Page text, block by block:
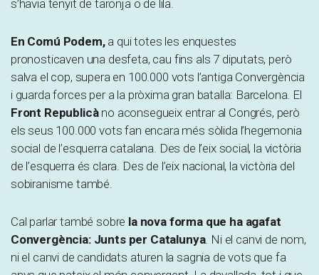
s’havia tenyit de taronja o de lila.
En Comú Podem,a qui totes les enquestes
pronosticaven una desfeta, cau fins als 7 diputats, però
salva el cop, supera en 100.000 vots l’antiga Convergència
i guarda forces per a la pròxima gran batalla: Barcelona. El
Front Republicàno aconsegueix entrar al Congrés, però
els seus 100.000 vots fan encara més sòlida l’hegemonia
social de l’esquerra catalana. Des de l’eix social, la victòria
de l’esquerra és clara. Des de l’eix nacional, la victòria del
sobiranisme també.
Cal parlar també sobre la nova forma que ha agafat
Convergència: Junts per Catalunya. Ni el canvi de nom,
ni el canvi de candidats aturen la sagnia de vots que fa